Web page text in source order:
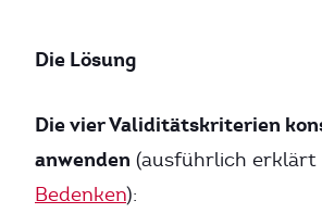
Die Lösung
Die vier Validitätskriterien
anwenden (ausführlich erklärt
Bedenken):